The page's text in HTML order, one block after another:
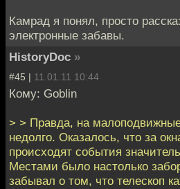
Камрад я понял, просто
электронные забавы.
HistoryDoc »
#45 | 11.01.11 10:44
Кому: Goblin
> > Правда, на
недолго. Оказалось, что за
происходят события
Местами было настолько
забывал о том, что телескоп